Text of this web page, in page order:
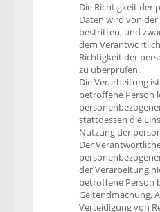
Die Richtigkeit der
Daten wird von
bestritten, und
dem
Richtigkeit der
zu überprüfen.
Die Verarbeitung
betroffene Person
stattdessen die
Nutzung der
Der
der Verarbeitung
betroffene Person
Geltendmachung,
Verteidigung von